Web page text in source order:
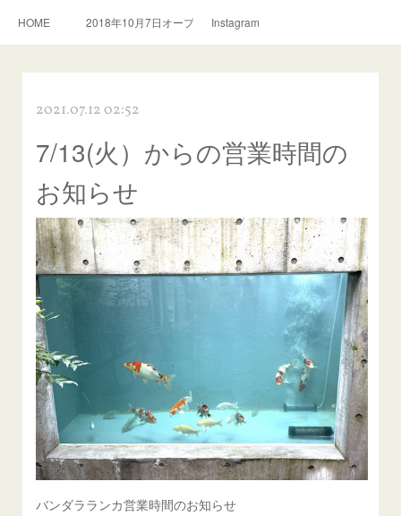
HOME 2018年10月7日オープン。スリランカ料理とおいしい紅茶のお
Instagram
2021.07.12 02:52
7/13(火）からの営業時間の
お知らせ
バンダラランカ営業時間のお知らせ